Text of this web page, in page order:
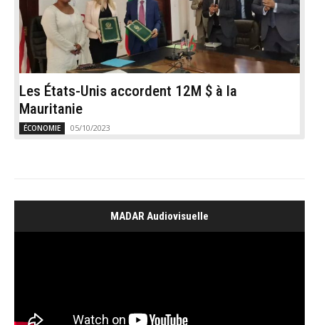
Les États-Unis accordent 12M $ à la
Mauritanie
ÉCONOMIE 05/10/2023
MADAR Audiovisuelle